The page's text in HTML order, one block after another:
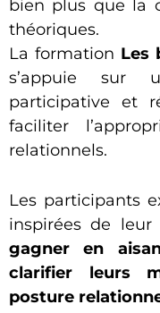
bien plus que la
théoriques.
La formation Les
s’appuie sur
participative et
faciliter
relationnels.
Les participants
inspirées de leur
gagner en
clarifier leurs
posture